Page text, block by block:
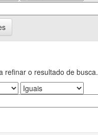
refinar o resultado de busca.